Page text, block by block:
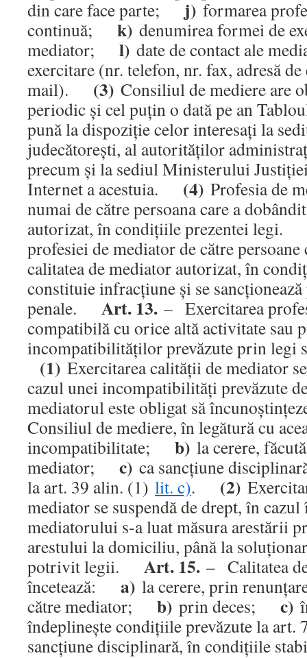
din care face parte; j) formarea
continuă; k) denumirea formei de
mediator; l) date de contact ale
exercitare (nr. telefon, nr. fax, adresă de
mail). (3) Consiliul de mediere are
periodic şi cel puţin o dată pe an
pună la dispoziţie celor interesaţi la
judecătoreşti, al autorităţilor
precum şi la sediul Ministerului
Internet a acestuia. (4) Profesia de
numai de către persoana care a
autorizat, în condiţiile prezentei legi.
profesiei de mediator de către
calitatea de mediator autorizat, în
constituie infracţiune şi se
penale. Art. 13. – Exercitarea
compatibilă cu orice altă activitate sau
incompatibilităţilor prevăzute prin
(1) Exercitarea calităţii de
cazul unei incompatibilităţi prevăzute
mediatorul este obligat să
Consiliul de mediere, în legătură cu
incompatibilitate; b) la cerere,
mediator; c) ca sancţiune
la art. 39 alin. (1) lit. c). (2)
mediator se suspendă de drept, în
mediatorului s-a luat măsura arestării
arestului la domiciliu, până la
potrivit legii. Art. 15. – Calitatea
încetează: a) la cerere, prin
către mediator; b) prin deces; c)
îndeplineşte condiţiile prevăzute la art.
sancţiune disciplinară, în condiţiile